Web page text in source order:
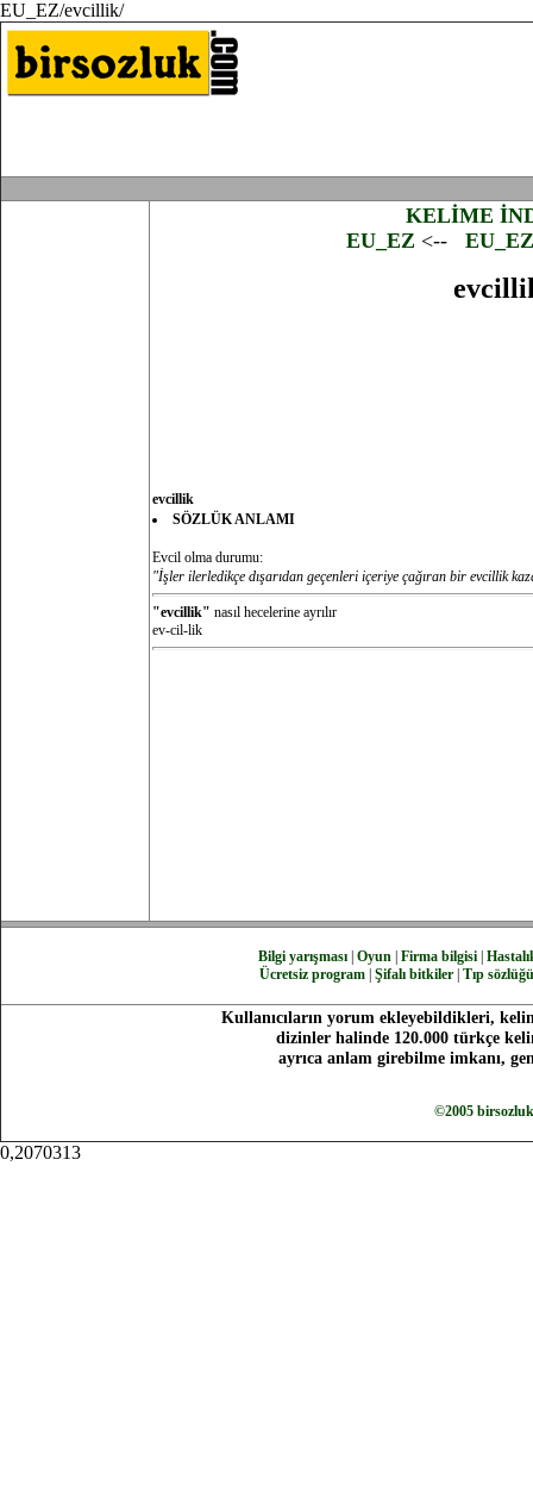
EU_EZ/evcillik/
KELİME
EU_EZ <-- EU_EZ
evcillik
SÖZLÜK ANLAMI
Evcil olma durumu:
"İşler ilerledikçe dışarıdan geçenleri içeriye çağıran bir evcillik
"evcillik" nasıl hecelerine ayrılır
ev-cil-lik
Bilgi yarışması| Oyun| Firma bilgisi|
Ücretsiz program Şifalı bitkiler Tıp sözlüğü
Kullanıcıların yorum ekleyebildikleri,
dizinler halinde 120.000 türkçe
ayrıca anlam girebilme imkanı,
©2005
0,2070313